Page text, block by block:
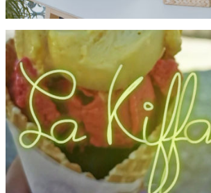
MISSIONS LOCALES
Spot PACA
Audiovisuel